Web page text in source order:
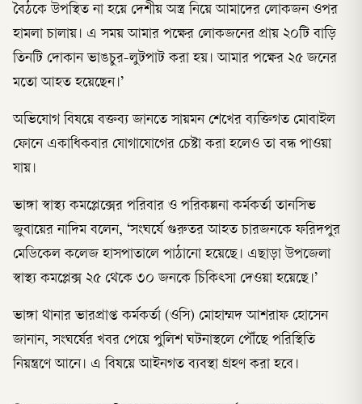
বৈঠকে উপস্থিত না হয়ে দেশীয় অস্ত্র নিয়ে আমাদের লোকজন ওপর
হামলা চালায়। এ সময় আমার পক্ষের লোকজনের প্রায় ২০টি বাড়ি
তিনটি দোকান ভাঙচুর-লুটপাট করা হয়। আমার পক্ষের ২৫ জনের
মতো আহত হয়েছেন।’
অভিযোগ বিষয়ে বক্তব্য জানতে সায়মন শেখের ব্যক্তিগত মোবাইল
ফোনে একাধিকবার যোগাযোগের চেষ্টা করা হলেও তা বন্ধ পাওয়া
যায়।
ভাঙ্গা স্বাস্থ্য কমপ্লেক্সের পরিবার ও পরিকল্পনা কর্মকর্তা তানসিভ
জুবায়ের নাদিম বলেন, ‘সংঘর্ষে গুরুতর আহত চারজনকে ফরিদপুর
মেডিকেল কলেজ হাসপাতালে পাঠানো হয়েছে। এছাড়া উপজেলা
স্বাস্থ্য কমপ্লেক্স ২৫ থেকে ৩০ জনকে চিকিৎসা দেওয়া হয়েছে।’
ভাঙ্গা থানার ভারপ্রাপ্ত কর্মকর্তা (ওসি) মোহাম্মদ আশরাফ হোসেন
জানান, সংঘর্ষের খবর পেয়ে পুলিশ ঘটনাস্থলে পৌঁছে পরিস্থিতি
নিয়ন্ত্রণে আনে। এ বিষয়ে আইনগত ব্যবস্থা গ্রহণ করা হবে।